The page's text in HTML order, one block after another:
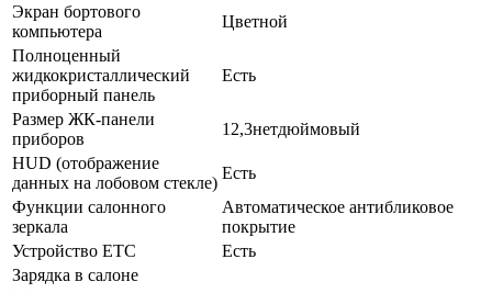
Экран бортового
компьютера
Цветной
Полноценный
жидкокристаллический
приборный панель
Есть
Размер ЖК-панели
приборов
12,3нетдюймовый
HUD (отображение
данных на лобовом стекле)
Есть
Функции салонного
зеркала
Автоматическое антибликовое
покрытие
Устройство ETC
Есть
Зарядка в салоне